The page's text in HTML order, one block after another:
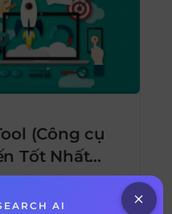
(Công cụ
Tốt Nhất
thị trường. Với
AI